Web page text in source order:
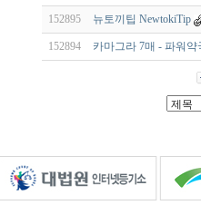
152895 뉴토끼팁 NewtokiTip
152894 카마그라 7매 - 파워약